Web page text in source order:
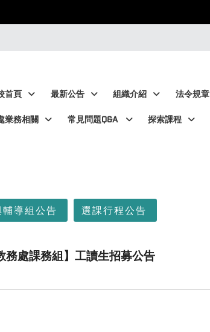
首頁 最新公告 組織介紹 法令規章
業務相關 常見問題Q&A 探索課程
導組公告 選課行程公告
務處課務組】工讀生招募公告